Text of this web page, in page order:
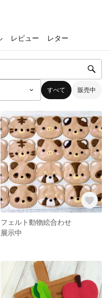
レビュー レター
すべて 販売中
フェルト動物絵合わせ
展示中